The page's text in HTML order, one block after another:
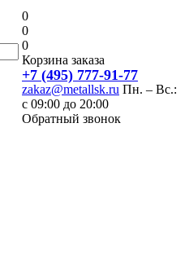
0
0
0
Корзина заказа
+7 (495) 777-91-77
zakaz@metallsk.ru Пн. – Вс.:
с 09:00 до 20:00
Обратный звонок